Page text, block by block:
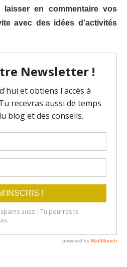
laisser en commentaire vos
avec des idées d’activités